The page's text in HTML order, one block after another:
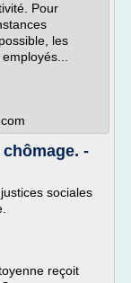
Pour
les
-
sociales
reçoit